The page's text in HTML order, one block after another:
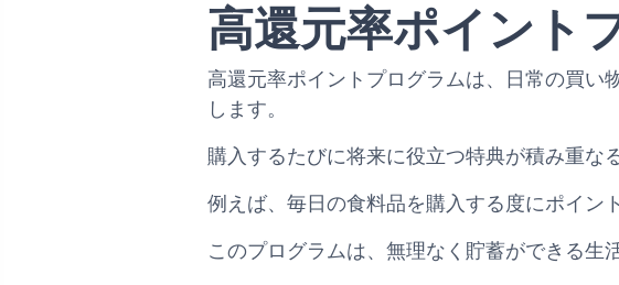
高還元率ポイント
高還元率ポイントプログラムは、日常の買い
します。
購入するたびに将来に役立つ特典が積み重な
例えば、毎日の食料品を購入する度にポイン
このプログラムは、無理なく貯蓄ができる生